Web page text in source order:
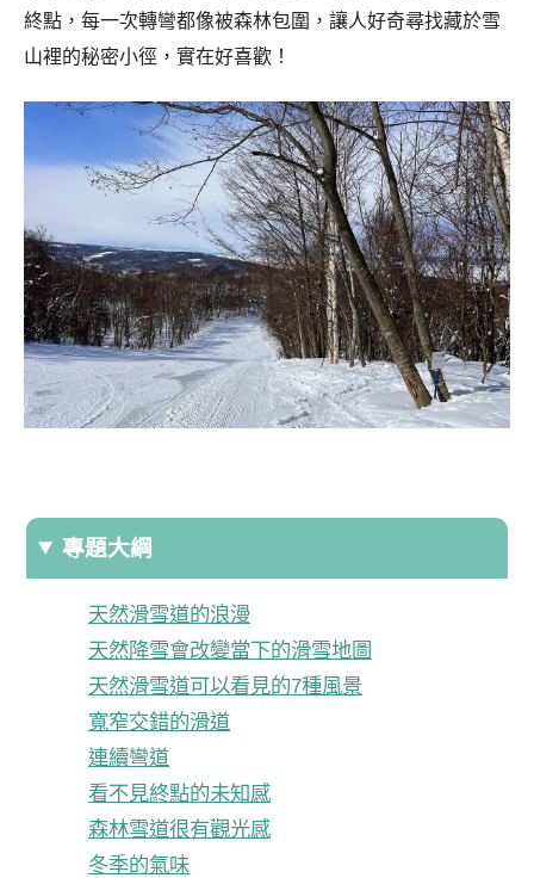
終點，每一次轉彎都像被森林包圍，讓人好奇尋找藏於雪
山裡的秘密小徑，實在好喜歡！
專題大綱
天然滑雪道的浪漫
天然降雪會改變當下的滑雪地圖
天然滑雪道可以看見的7種風景
寬窄交錯的滑道
連續彎道
看不見終點的未知感
森林雪道很有觀光感
冬季的氣味